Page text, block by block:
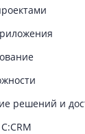
решений и